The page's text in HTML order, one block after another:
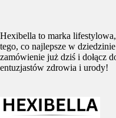
Hexibella to marka
tego, co najlepsze w
zamówienie już dziś i dołącz
entuzjastów zdrowia i urody!